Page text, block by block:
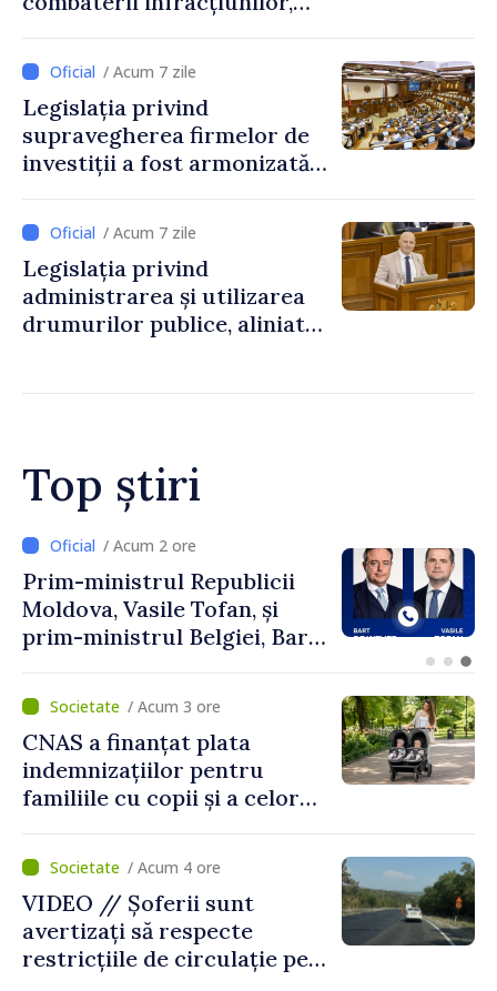
/ Acum 7 zile
Legislația privind
supravegherea firmelor de
investiții a fost armonizată
/ Acum 7 zile
Legislația privind
administrarea și utilizarea
drumurilor publice, aliniată
Top știri
/ Acum 2 ore
Perspectivele cooperării
moldo-turce, discutate de
Prim-ministrul Vasile Tofan
Uygar Mustafa Sertel
/ Acum 3 ore
CNAS a finanțat plata
indemnizațiilor pentru
familiile cu copii și a celor
temporară de muncă
/ Acum 4 ore
VIDEO // Șoferii sunt
avertizați să respecte
restricțiile de circulație pe